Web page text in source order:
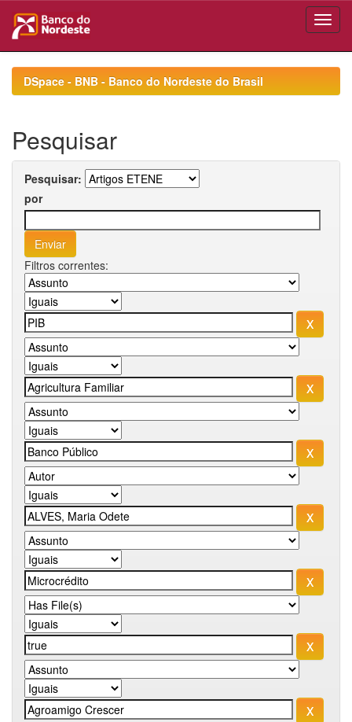
navigationDSpace - BNB - Banco do Nordeste do Brasil
Pesquisar
Pesquisar:
por
Filtros correntes: